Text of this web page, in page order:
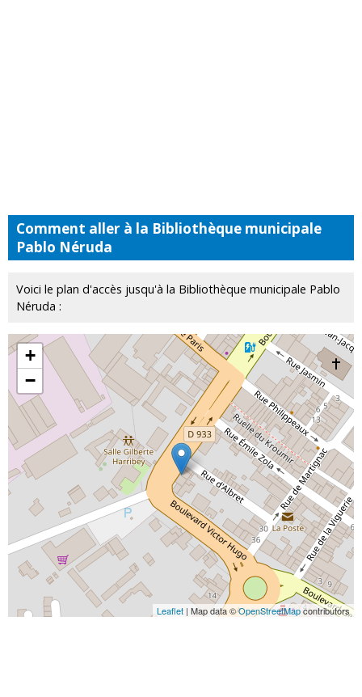
Comment aller à la Bibliothèque municipale
Pablo Néruda
Voici le plan d'accès jusqu'à la Bibliothèque municipale Pablo
Néruda :
+
−
Leaflet | Map data ©OpenStreetMapcontributors